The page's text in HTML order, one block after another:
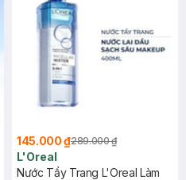
145.000 ₫289.000 ₫
L'Oreal
Nước Tẩy Trang L'Oreal Làm